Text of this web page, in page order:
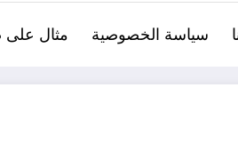
سياسة الخصوصية مثال